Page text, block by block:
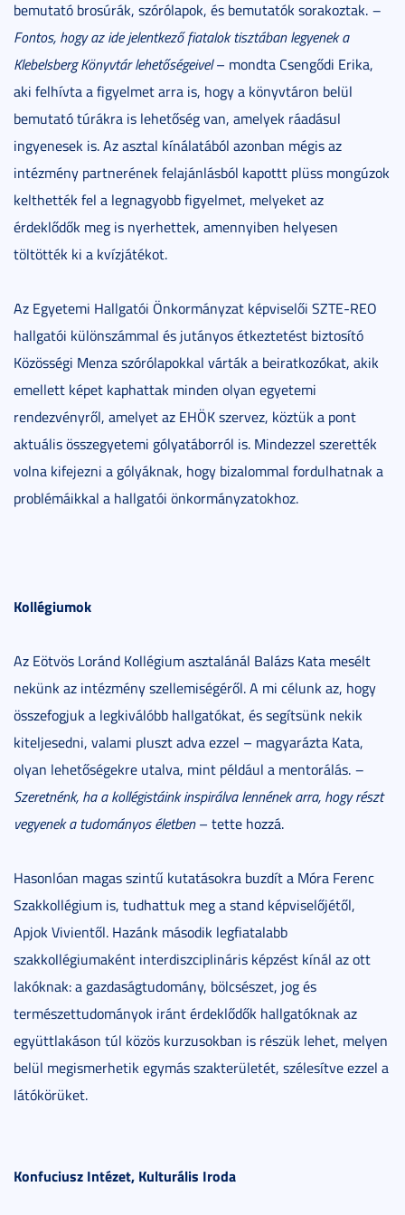
bemutató brosúrák, szórólapok, és bemutatók sorakoztak. –
Fontos, hogy az ide jelentkező fiatalok tisztában legyenek a
Klebelsberg Könyvtár lehetőségeivel– mondta Csengődi Erika,
aki felhívta a figyelmet arra is, hogy a könyvtáron belül
bemutató túrákra is lehetőség van, amelyek ráadásul
ingyenesek is. Az asztal kínálatából azonban mégis az
intézmény partnerének felajánlásból kapottt plüss mongúzok
kelthették fel a legnagyobb figyelmet, melyeket az
érdeklődők meg is nyerhettek, amennyiben helyesen
töltötték ki a kvízjátékot.
Az Egyetemi Hallgatói Önkormányzat képviselői SZTE-REO
hallgatói különszámmal és jutányos étkeztetést biztosító
Közösségi Menza szórólapokkal várták a beiratkozókat, akik
emellett képet kaphattak minden olyan egyetemi
rendezvényről, amelyet az EHÖK szervez, köztük a pont
aktuális összegyetemi gólyatáborról is. Mindezzel szerették
volna kifejezni a gólyáknak, hogy bizalommal fordulhatnak a
problémáikkal a hallgatói önkormányzatokhoz.
Kollégiumok
Az Eötvös Loránd Kollégium asztalánál Balázs Kata mesélt
nekünk az intézmény szellemiségéről. A mi célunk az, hogy
összefogjuk a legkiválóbb hallgatókat, és segítsünk nekik
kiteljesedni, valami pluszt adva ezzel – magyarázta Kata,
olyan lehetőségekre utalva, mint például a mentorálás. –
Szeretnénk, ha a kollégistáink inspirálva lennének arra, hogy részt
vegyenek a tudományos életben– tette hozzá.
Hasonlóan magas szintű kutatásokra buzdít a Móra Ferenc
Szakkollégium is, tudhattuk meg a stand képviselőjétől,
Apjok Vivientől. Hazánk második legfiatalabb
szakkollégiumaként interdiszciplináris képzést kínál az ott
lakóknak: a gazdaságtudomány, bölcsészet, jog és
természettudományok iránt érdeklődők hallgatóknak az
együttlakáson túl közös kurzusokban is részük lehet, melyen
belül megismerhetik egymás szakterületét, szélesítve ezzel a
látókörüket.
Konfuciusz Intézet, Kulturális Iroda